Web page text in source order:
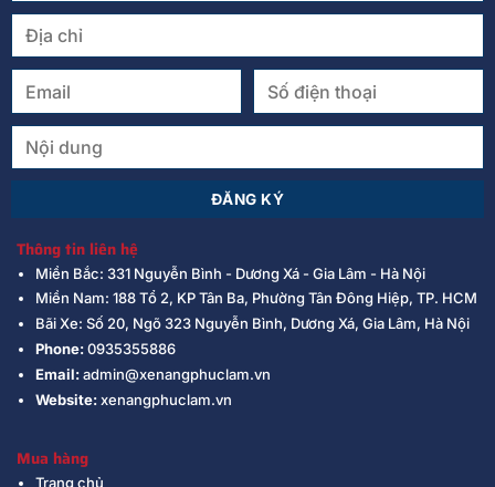
Thông tin liên hệ
Miền Bắc: 331 Nguyễn Bình - Dương Xá - Gia Lâm - Hà Nội
Miền Nam: 188 Tổ 2, KP Tân Ba, Phường Tân Đông Hiệp, TP. HCM
Bãi Xe: Số 20, Ngõ 323 Nguyễn Bình, Dương Xá, Gia Lâm, Hà Nội
Phone:0935355886
Email:admin@xenangphuclam.vn
Website:xenangphuclam.vn
Mua hàng
Trang chủ